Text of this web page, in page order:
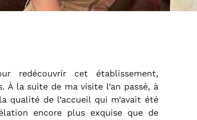
redécouvrir cet établissement,
la suite de ma visite l’an passé, à
qualité de l’accueil qui m’avait été
encore plus exquise que de